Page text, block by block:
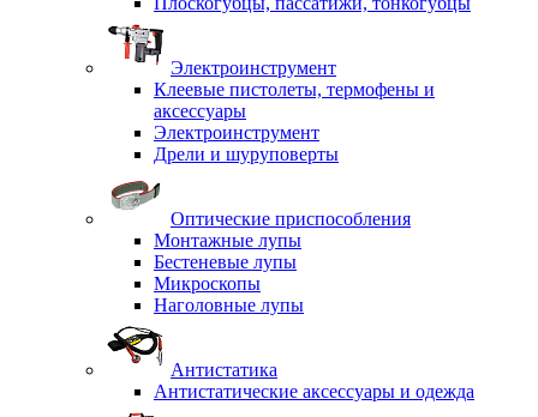
Электроинструмент
Клеевые пистолеты, термофены и
аксессуары
Электроинструмент
Дрели и шуруповерты
Оптические приспособления
Монтажные лупы
Бестеневые лупы
Микроскопы
Наголовные лупы
Антистатика
Антистатические аксессуары и одежда